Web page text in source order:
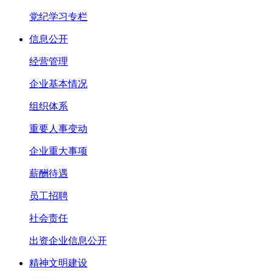
党纪学习专栏
信息公开
经营管理
企业基本情况
组织体系
重要人事变动
企业重大事项
薪酬待遇
员工招聘
社会责任
出资企业信息公开
精神文明建设